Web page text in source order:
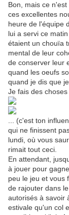
Bon, mais ce
ces excellentes
heure de l'équipe
lui a servi ce
étaient un chouïa
mental de leur
de conserver leur
quand les oeufs
quand je dis que
Je fais des
... (c'est ton
qui ne finissent
lundi, où vous
rimait tout ceci.
En attendant,
à jouer pour
peu le jeu et vous
de rajouter dans
autorisés à savoir
estivale qu'un col